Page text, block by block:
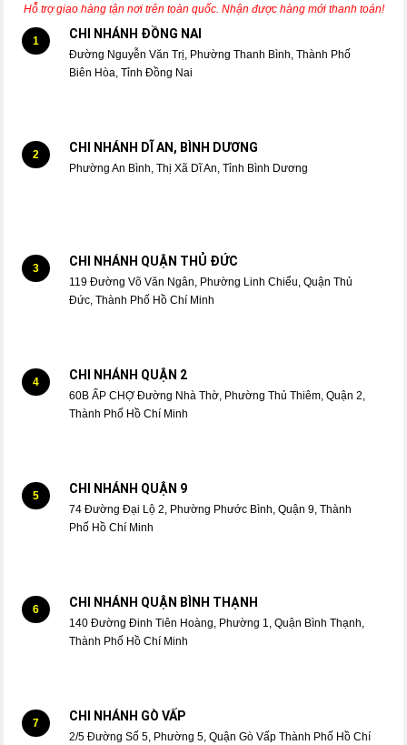
Hỗ trợ giao hàng tận nơi trên toàn quốc. Nhận được hàng mới thanh toán!
1 CHI NHÁNH ĐỒNG NAI
Đường Nguyễn Văn Trị, Phường Thanh Bình, Thành Phố
Biên Hòa, Tỉnh Đồng Nai
2 CHI NHÁNH DĨ AN, BÌNH DƯƠNG
Phường An Bình, Thị Xã Dĩ An, Tỉnh Bình Dương
3 CHI NHÁNH QUẬN THỦ ĐỨC
119 Đường Võ Văn Ngân, Phường Linh Chiểu, Quận Thủ
Đức, Thành Phố Hồ Chí Minh
4 CHI NHÁNH QUẬN 2
60B ẤP CHỢ Đường Nhà Thờ, Phường Thủ Thiêm, Quận 2,
Thành Phố Hồ Chí Minh
5 CHI NHÁNH QUẬN 9
74 Đường Đại Lộ 2, Phường Phước Bình, Quận 9, Thành
Phố Hồ Chí Minh
6 CHI NHÁNH QUẬN BÌNH THẠNH
140 Đường Đinh Tiên Hoàng, Phường 1, Quận Bình Thạnh,
Thành Phố Hồ Chí Minh
7 CHI NHÁNH GÒ VẤP
2/5 Đường Số 5, Phường 5, Quận Gò Vấp Thành Phố Hồ Chí